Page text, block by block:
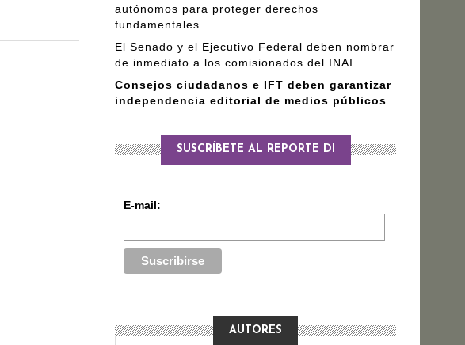
autónomos para proteger derechos
fundamentales
El Senado y el Ejecutivo Federal deben nombrar
de inmediato a los comisionados del INAI
Consejos ciudadanos e IFT deben garantizar
independencia editorial de medios públicos
SUSCRÍBETE AL REPORTE DI
E-mail:
AUTORES